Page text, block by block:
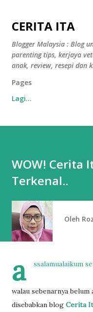
CERITA ITA
Blogger Malaysia : Blog
parenting tips, kerjaya
anak, review, resepi dan
Pages
Lagi…
WOW! Cerita
Terkenal..
Oleh
a ssalamualaikum
walau sebenarnya
disebabkan blog Cerita